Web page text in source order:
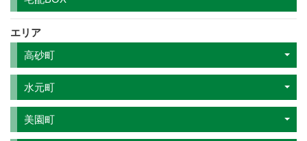
エリア
高砂町
水元町
美園町